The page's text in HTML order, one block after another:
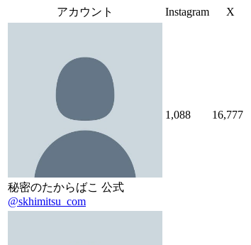
アカウント Instagram X
秘密のたからばこ 公式
@skhimitsu_com
1,088 16,777